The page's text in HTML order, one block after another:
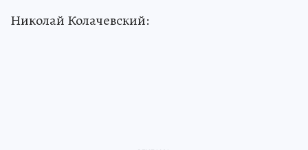
Николай Колачевский: